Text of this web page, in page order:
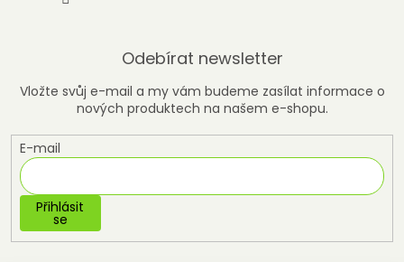
Odebírat newsletter
Vložte svůj e-mail a my vám budeme zasílat informace o
nových produktech na našem e-shopu.
E-mail
Přihlásit
se